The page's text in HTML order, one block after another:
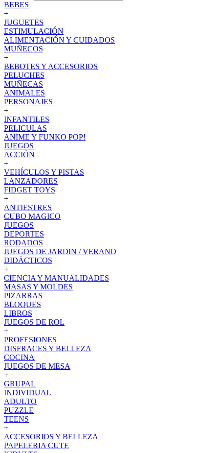
BEBES
+
JUGUETES
ESTIMULACIÓN
ALIMENTACIÓN Y CUIDADOS
MUÑECOS
+
BEBOTES Y ACCESORIOS
PELUCHES
MUÑECAS
ANIMALES
PERSONAJES
+
INFANTILES
PELICULAS
ANIME Y FUNKO POP!
JUEGOS
ACCIÓN
+
VEHÍCULOS Y PISTAS
LANZADORES
FIDGET TOYS
+
ANTIESTRES
CUBO MAGICO
JUEGOS
DEPORTES
RODADOS
JUEGOS DE JARDIN / VERANO
DIDÁCTICOS
+
CIENCIA Y MANUALIDADES
MASAS Y MOLDES
PIZARRAS
BLOQUES
LIBROS
JUEGOS DE ROL
+
PROFESIONES
DISFRACES Y BELLEZA
COCINA
JUEGOS DE MESA
+
GRUPAL
INDIVIDUAL
ADULTO
PUZZLE
TEENS
+
ACCESORIOS Y BELLEZA
PAPELERIA CUTE